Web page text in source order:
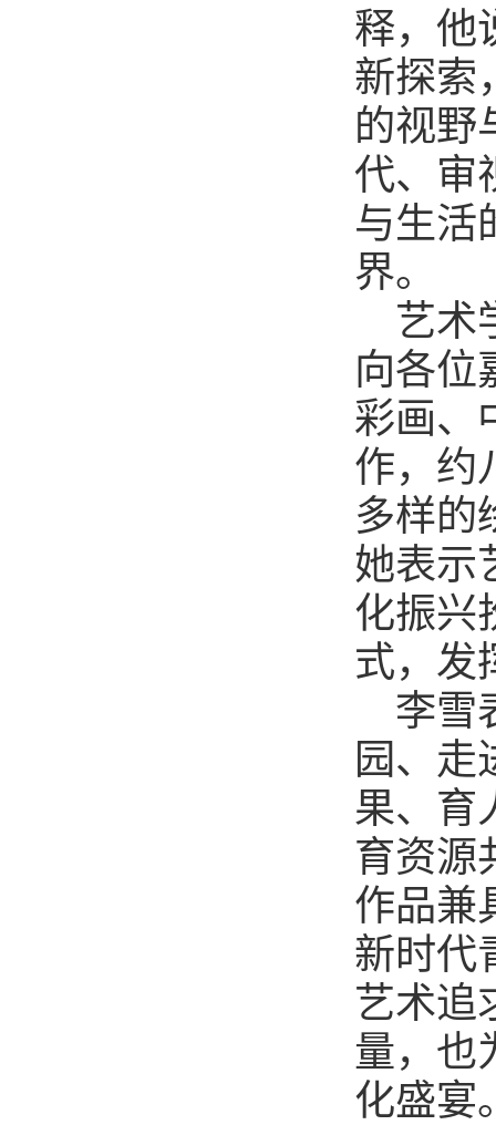
释，他
新探索
的视野
代、审
与生活
界。
艺术
向各位
彩画、
作，约
多样的
她表示
化振兴
式，发
李雪
园、走
果、育
育资源
作品兼
新时代
艺术追
量，也
化盛宴